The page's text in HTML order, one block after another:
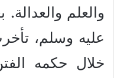
والعلم
عليه وسلم،
خلال حكمه